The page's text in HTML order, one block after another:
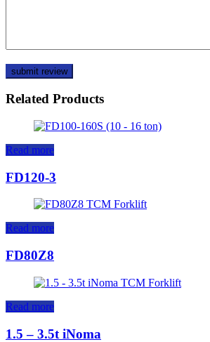
Related Products
Read more
FD120-3
Read more
FD80Z8
Read more
1.5 – 3.5t iNoma